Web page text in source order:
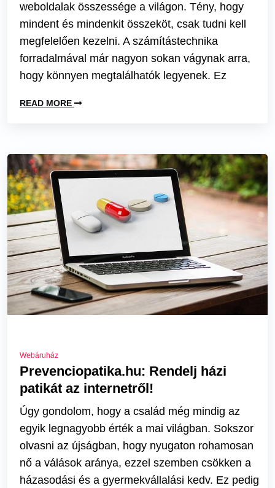
weboldalak összessége a világon. Tény, hogy
mindent és mindenkit összeköt, csak tudni kell
megfelelően kezelni. A számítástechnika
forradalmával már nagyon sokan vágynak arra,
hogy könnyen megtalálhatók legyenek. Ez
READ MORE
Webáruház
Prevenciopatika.hu: Rendelj házi
patikát az internetről!
Úgy gondolom, hogy a család még mindig az
egyik legnagyobb érték a mai világban. Sokszor
olvasni az újságban, hogy nyugaton rohamosan
nő a válások aránya, ezzel szemben csökken a
házasodási és a gyermekvállalási kedv. Ez pedig